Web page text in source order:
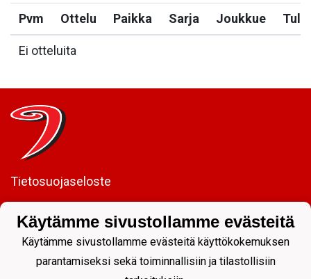
Pvm Ottelu Paikka Sarja Joukkue
Ei otteluita
Tietosuojaseloste
Kuntoportti 5 | 40700 JYVÄSKYLÄ |
Käytämme sivustollamme evästeitä
Käytämme sivustollamme evästeitä käyttökokemuksen
parantamiseksi sekä toiminnallisiin ja tilastollisiin